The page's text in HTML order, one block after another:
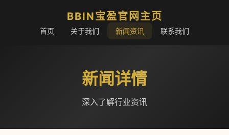
BBIN宝盈官网主页
首页 关于我们 新闻资讯 联系我们
新闻详情
深入了解行业资讯